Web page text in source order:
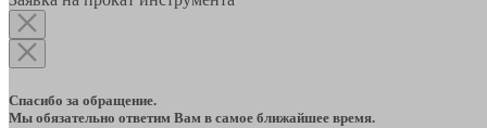
Спасибо за обращение.
Мы обязательно ответим Вам в самое ближайшее время.